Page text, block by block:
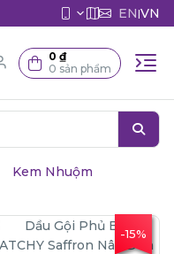
EN|VN
0 ₫
0 sản phẩm
Kem Nhuộm
-15%